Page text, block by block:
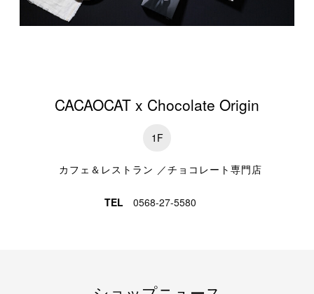
CACAOCAT x Chocolate Origin
1F
カフェ＆レストラン ／チョコレート専門店
TEL 0568-27-5580